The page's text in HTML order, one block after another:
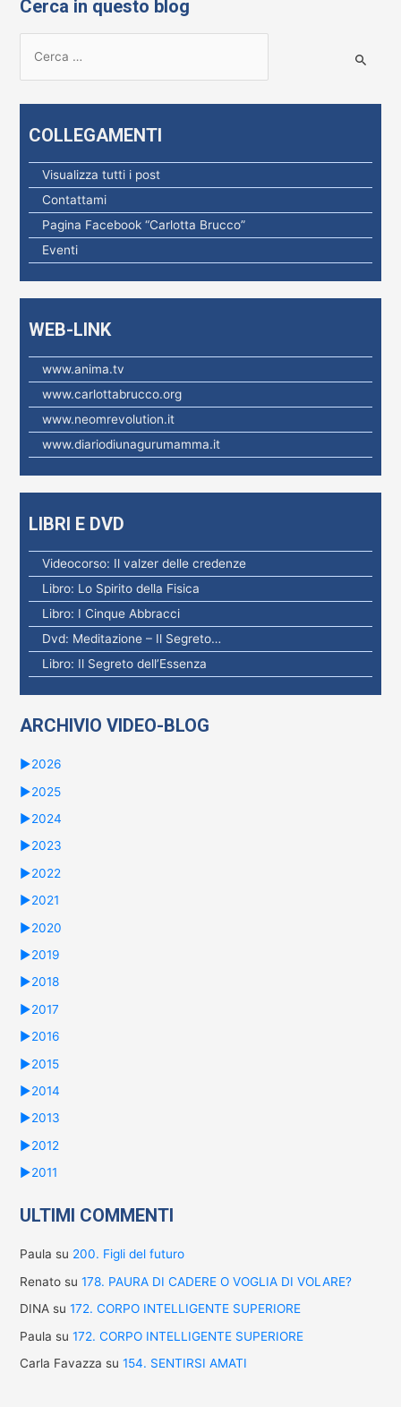
Cerca in questo blog
:
COLLEGAMENTI
Visualizza tutti i post
Contattami
Pagina Facebook “Carlotta Brucco”
Eventi
WEB-LINK
www.anima.tv
www.carlottabrucco.org
www.neomrevolution.it
www.diariodiunagurumamma.it
LIBRI E DVD
Videocorso: Il valzer delle credenze
Libro: Lo Spirito della Fisica
Libro: I Cinque Abbracci
Dvd: Meditazione – Il Segreto…
Libro: Il Segreto dell’Essenza
ARCHIVIO VIDEO-BLOG
►2026
►2025
►2024
►2023
►2022
►2021
►2020
►2019
►2018
►2017
►2016
►2015
►2014
►2013
►2012
►2011
ULTIMI COMMENTI
Paula su 200. Figli del futuro
Renatosu 178. PAURA DI CADERE O VOGLIA DI VOLARE?
DINAsu 172. CORPO INTELLIGENTE SUPERIORE
Paula su 172. CORPO INTELLIGENTE SUPERIORE
Carla Favazza su 154. SENTIRSI AMATI